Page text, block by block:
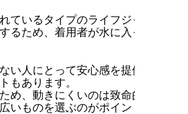
ているタイプのライフジャ
るため、着用者が水に入っ
い人にとって安心感を提供
もあります。
め、動きにくいのは致命的
いものを選ぶのがポイント